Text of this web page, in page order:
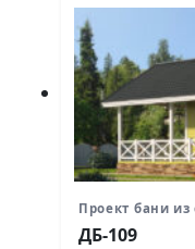
Проект бани из
ДБ-109